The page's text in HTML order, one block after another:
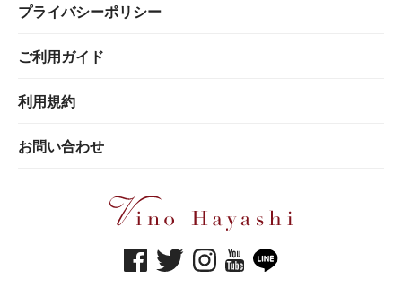
プライバシーポリシー
ご利用ガイド
利用規約
お問い合わせ